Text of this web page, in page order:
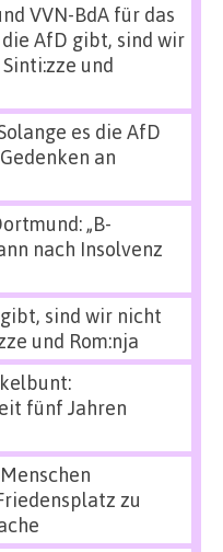
VVN-BdA für das
die AfD gibt, sind wir
und
es die AfD
an
„B-
nach Insolvenz
sind wir nicht
und Rom:nja
fünf Jahren
zu